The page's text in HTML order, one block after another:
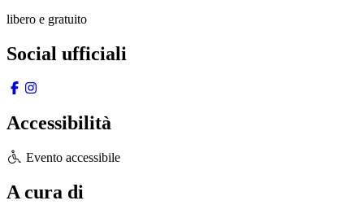
libero e gratuito
Social ufficiali
Accessibilità
Evento accessibile
A cura di